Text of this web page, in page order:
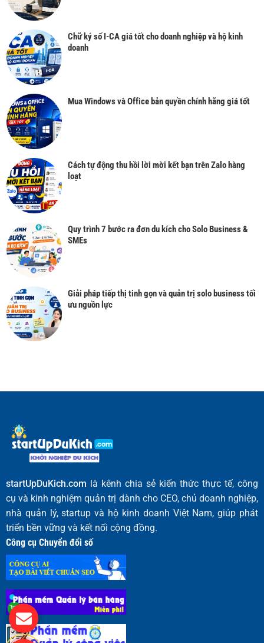
Chữ ký số I-CA giá tốt cho doanh nghiệp và hộ kinh
doanh
Mua Windows và Office bản quyền chính hãng giá tốt
Cách tự động thu hồi lời mời kết bạn trên Zalo hàng
loạt
Quy trình 7 bước ra đơn du kích cho Solo Business &
SMEs
Giải pháp tiếp thị tinh gọn và quản trị solo business tối
ưu nguồn lực
startUpDuKich.com là kênh chia sẻ kiến thức thực tế, công
cụ và kinh nghiệm quản trị dành cho CEO, chủ doanh nghiệp,
nhà quản lý, startup và hộ kinh doanh Việt Nam, giúp phát
triển bền vững và kết nối cộng đồng.
Công cụ Chuyển đổi số